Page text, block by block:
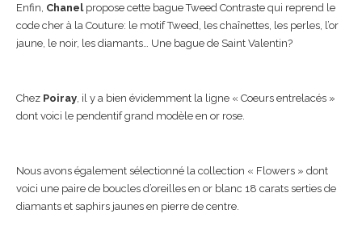
Enfin, Chanelpropose cette bague Tweed Contraste qui reprend le
code cher à la Couture: le motif Tweed, les chaînettes, les perles, l’or
jaune, le noir, les diamants… Une bague de Saint Valentin?
Chez Poiray , il y a bien évidemment la ligne « Coeurs entrelacés »
dont voici le pendentif grand modèle en or rose.
Nous avons également sélectionné la collection « Flowers » dont
voici une paire de boucles d’oreilles en or blanc 18 carats serties de
diamants et saphirs jaunes en pierre de centre.